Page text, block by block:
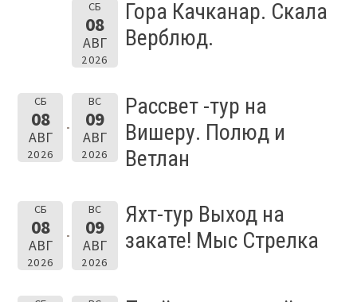
СБ
08
АВГ
2026
Гора Качканар. Скала
Верблюд.
СБ
08
АВГ
2026
ВС
09
АВГ
2026
Рассвет -тур на
Вишеру. Полюд и
Ветлан
СБ
08
АВГ
2026
ВС
09
АВГ
2026
Яхт-тур Выход на
закате! Мыс Стрелка